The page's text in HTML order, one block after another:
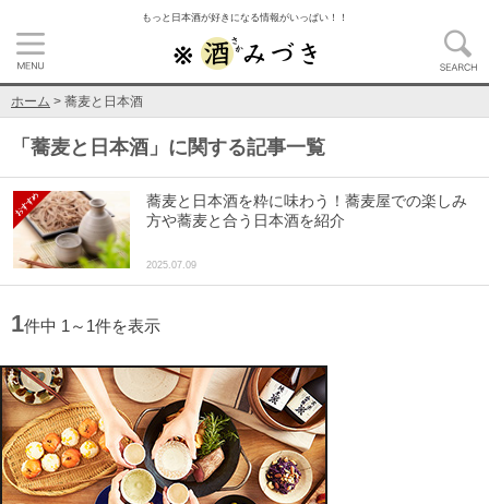
もっと日本酒が好きになる情報がいっぱい！！
ホーム > 蕎麦と日本酒
「 蕎麦と日本酒 」に関する記事一覧
蕎麦と日本酒を粋に味わう！蕎麦屋での楽しみ
方や蕎麦と合う日本酒を紹介
2025.07.09
1件中 1～1件を表示